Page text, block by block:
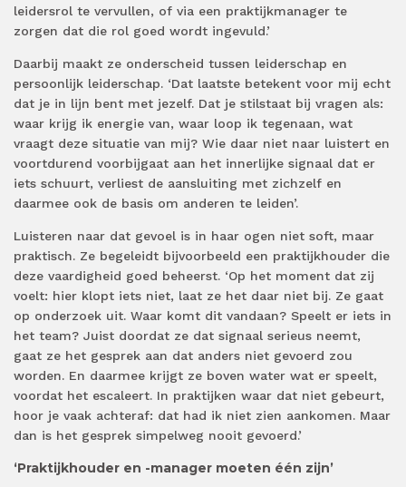
leidersrol te vervullen, of via een praktijkmanager te
zorgen dat die rol goed wordt ingevuld.’
Daarbij maakt ze onderscheid tussen leiderschap en
persoonlijk leiderschap. ‘Dat laatste betekent voor mij echt
dat je in lijn bent met jezelf. Dat je stilstaat bij vragen als:
waar krijg ik energie van, waar loop ik tegenaan, wat
vraagt deze situatie van mij? Wie daar niet naar luistert en
voortdurend voorbijgaat aan het innerlijke signaal dat er
iets schuurt, verliest de aansluiting met zichzelf en
daarmee ook de basis om anderen te leiden’.
Luisteren naar dat gevoel is in haar ogen niet soft, maar
praktisch. Ze begeleidt bijvoorbeeld een praktijkhouder die
deze vaardigheid goed beheerst. ‘Op het moment dat zij
voelt: hier klopt iets niet, laat ze het daar niet bij. Ze gaat
op onderzoek uit. Waar komt dit vandaan? Speelt er iets in
het team? Juist doordat ze dat signaal serieus neemt,
gaat ze het gesprek aan dat anders niet gevoerd zou
worden. En daarmee krijgt ze boven water wat er speelt,
voordat het escaleert. In praktijken waar dat niet gebeurt,
hoor je vaak achteraf: dat had ik niet zien aankomen. Maar
dan is het gesprek simpelweg nooit gevoerd.’
‘Praktijkhouder en -manager moeten één zijn’